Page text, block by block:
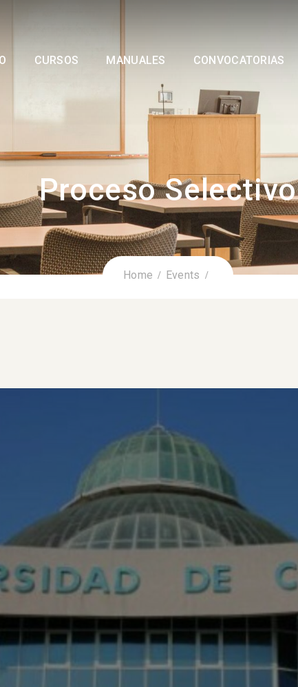
CURSOS MANUALES CONVOCATORIAS
Proceso Selectivo
Home Events